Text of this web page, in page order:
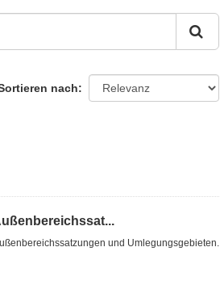
nach
und Umlegungsgebieten.